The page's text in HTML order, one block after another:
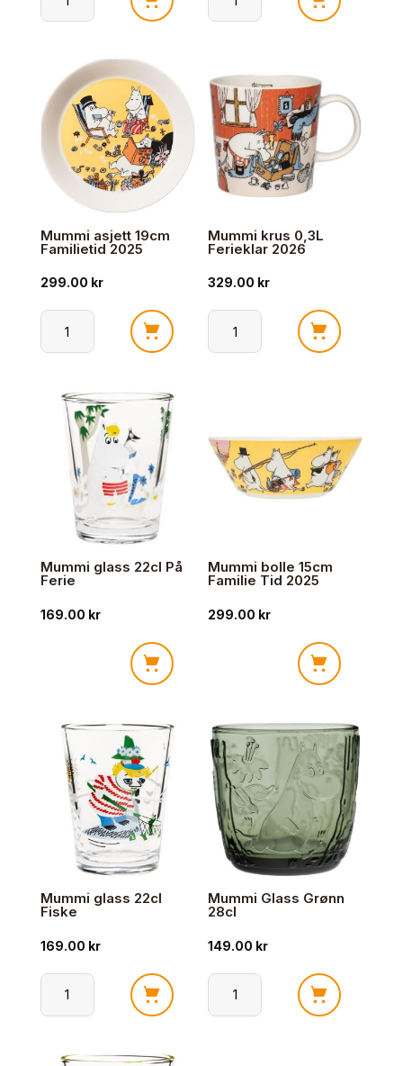
Mummi
Venner
For
Alltid
2025
antall
Mummi
28cl
antall
Mummi asjett 19cm
Familietid 2025
299.00 kr
Mummi
Familietid
2025
antall
Mummi krus 0,3L
Ferieklar 2026
329.00 kr
Mummi
2026
antall
Mummi glass 22cl På
Ferie
169.00 kr
Ferie
antall
Mummi bolle 15cm
Familie Tid 2025
299.00 kr
Familie
Tid
2025
antall
Mummi glass 22cl
Fiske
169.00 kr
Mummi
Mummi Glass Grønn
28cl
149.00 kr
Mummi